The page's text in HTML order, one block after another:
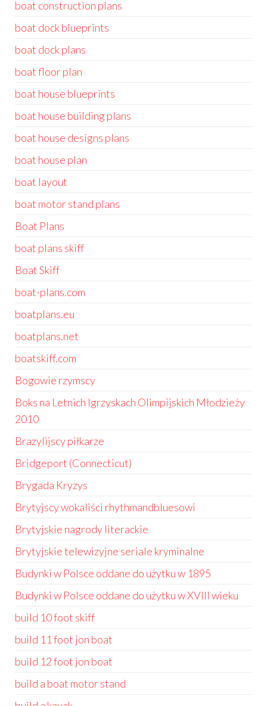
boat construction plans
boat dock blueprints
boat dock plans
boat floor plan
boat house blueprints
boat house building plans
boat house designs plans
boat house plan
boat layout
boat motor stand plans
Boat Plans
boat plans skiff
Boat Skiff
boat-plans.com
boatplans.eu
boatplans.net
boatskiff.com
Bogowie rzymscy
Boks na Letnich Igrzyskach Olimpijskich Młodzieży
2010
Brazylijscy piłkarze
Bridgeport (Connecticut)
Brygada Kryzys
Brytyjscy wokaliści rhythmandbluesowi
Brytyjskie nagrody literackie
Brytyjskie telewizyjne seriale kryminalne
Budynki w Polsce oddane do użytku w 1895
Budynki w Polsce oddane do użytku w XVIII wieku
build 10 foot skiff
build 11 foot jon boat
build 12 foot jon boat
build a boat motor stand